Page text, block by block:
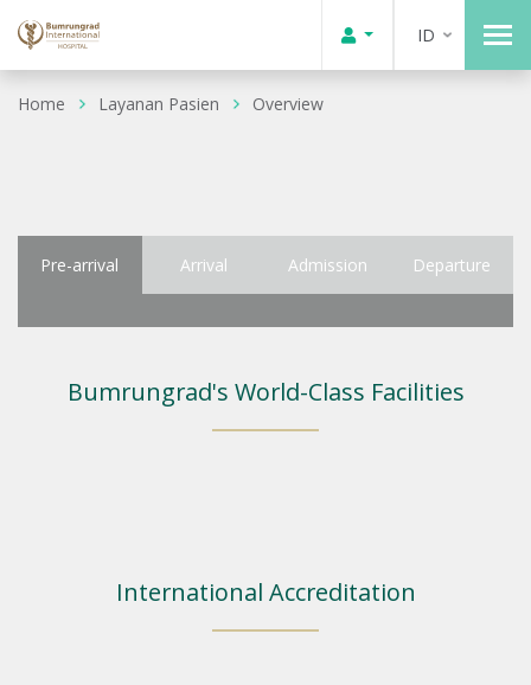
ID
Home Layanan Pasien Overview
Pre-arrival Arrival Admission Departure
Bumrungrad's World-Class Facilities
International Accreditation